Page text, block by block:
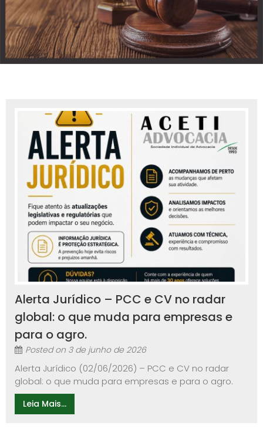
Alerta Jurídico – PCC e CV no radar
global: o que muda para empresas e
para o agro.
Posted on 3 de junho de 2026
Alerta Jurídico (02/06/2026) – PCC e CV no radar
global: o que muda para empresas e para o agro.
Leia Mais...